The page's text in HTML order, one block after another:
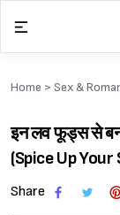
content
Home > Sex &
इन लव फूड्स से
(Spice Up
Share